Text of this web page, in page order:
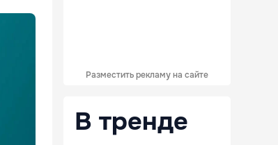
Разместить рекламу на сайте
В тренде